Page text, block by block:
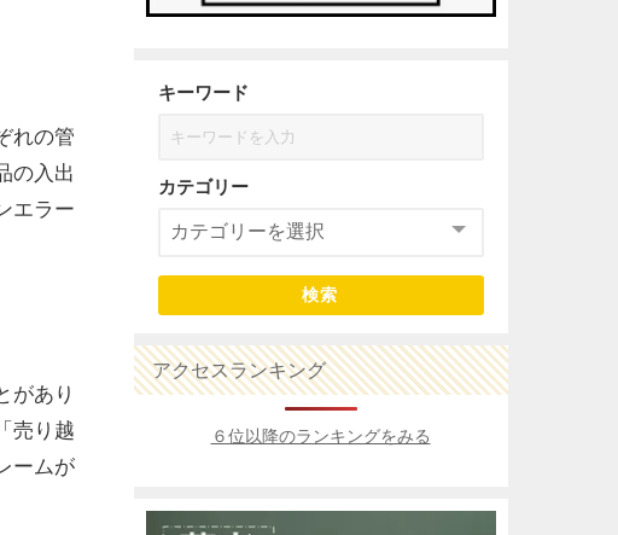
れの管
の入出
エラー
があり
売り越
ームが
キーワード
カテゴリー
検索
アクセスランキング
６位以降のランキングをみる